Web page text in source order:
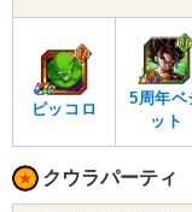
ピッコロ
5周年ベ
ット
クウラパーティ